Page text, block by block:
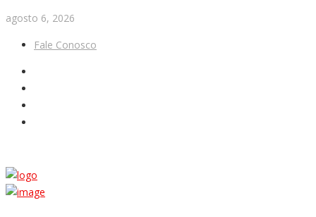
agosto 6, 2026
Fale Conosco